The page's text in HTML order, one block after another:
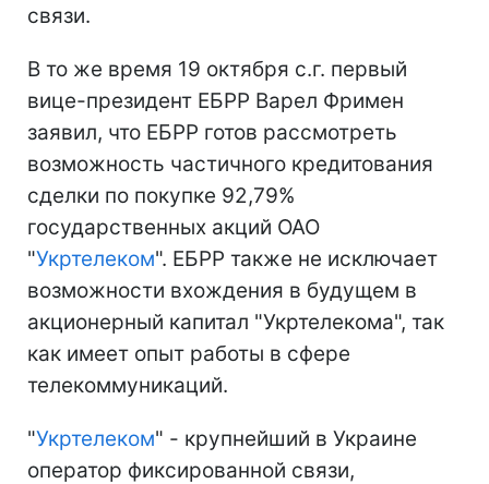
связи.
В то же время 19 октября с.г. первый
вице-президент ЕБРР Варел Фримен
заявил, что ЕБРР готов рассмотреть
возможность частичного кредитования
сделки по покупке 92,79%
государственных акций ОАО
"Укртелеком". ЕБРР также не исключает
возможности вхождения в будущем в
акционерный капитал "Укртелекома", так
как имеет опыт работы в сфере
телекоммуникаций.
"Укртелеком" - крупнейший в Украине
оператор фиксированной связи,